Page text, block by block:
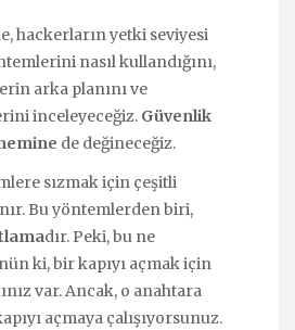
hackerların yetki seviyesi
nasıl kullandığını,
arka planını ve
inceleyeceğiz. Güvenlik
de değineceğiz.
sızmak için çeşitli
Bu yöntemlerden biri,
dır. Peki, bu ne
ki, bir kapıyı açmak için
var. Ancak, o anahtara
açmaya çalışıyorsunuz.